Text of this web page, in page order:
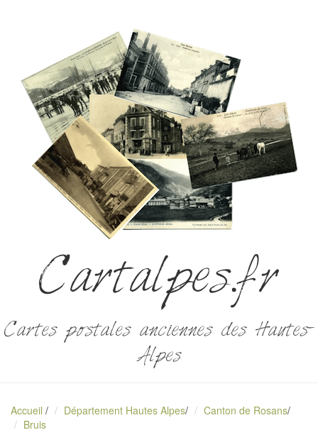
Cartalpes.fr
Cartes postales anciennes des Hautes-
Alpes
Accueil / Département Hautes Alpes/ Canton de Rosans/
Bruis